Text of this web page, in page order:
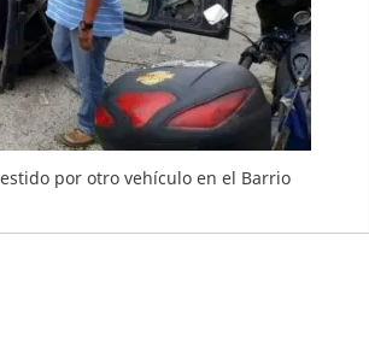
por otro vehículo en el Barrio